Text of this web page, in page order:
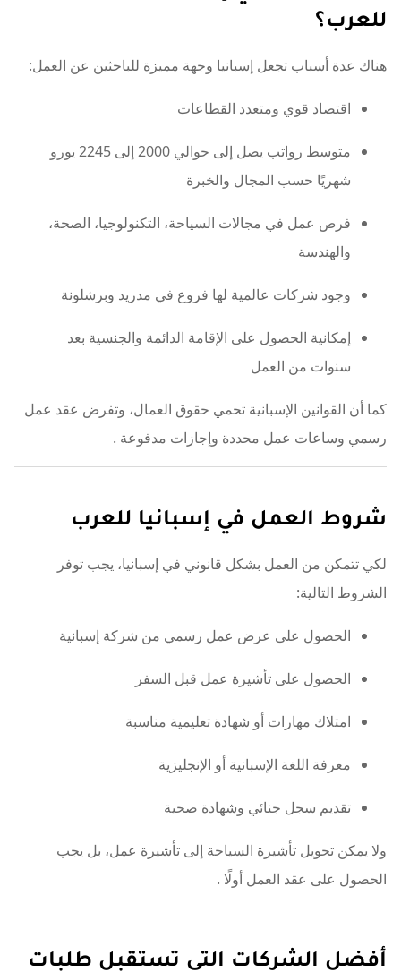
للعرب؟
هناك عدة أسباب تجعل إسبانيا وجهة مميزة للباحثين عن العمل:
اقتصاد قوي ومتعدد القطاعات
متوسط رواتب يصل إلى حوالي 2000 إلى 2245 يورو
شهريًا حسب المجال والخبرة
فرص عمل في مجالات السياحة، التكنولوجيا، الصحة،
والهندسة
وجود شركات عالمية لها فروع في مدريد وبرشلونة
إمكانية الحصول على الإقامة الدائمة والجنسية بعد
سنوات من العمل
كما أن القوانين الإسبانية تحمي حقوق العمال، وتفرض عقد عمل
رسمي وساعات عمل محددة وإجازات مدفوعة .
شروط العمل في إسبانيا للعرب
لكي تتمكن من العمل بشكل قانوني في إسبانيا، يجب توفر
الشروط التالية:
الحصول على عرض عمل رسمي من شركة إسبانية
الحصول على تأشيرة عمل قبل السفر
امتلاك مهارات أو شهادة تعليمية مناسبة
معرفة اللغة الإسبانية أو الإنجليزية
تقديم سجل جنائي وشهادة صحية
ولا يمكن تحويل تأشيرة السياحة إلى تأشيرة عمل، بل يجب
الحصول على عقد العمل أولًا .
أفضل الشركات التي تستقبل طلبات